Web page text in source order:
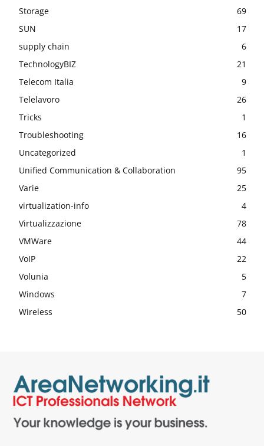
Storage
69
SUN
17
supply chain
6
TechnologyBIZ
21
Telecom Italia
9
Telelavoro
26
Tricks
1
Troubleshooting
16
Uncategorized
1
Unified Communication & Collaboration
95
Varie
25
virtualization-info
4
Virtualizzazione
78
VMWare
44
VoIP
22
Volunia
5
Windows
7
Wireless
50